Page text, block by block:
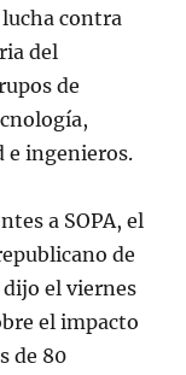
contra
del
de
e ingenieros.
a SOPA, el
de
el viernes
el impacto
de 80